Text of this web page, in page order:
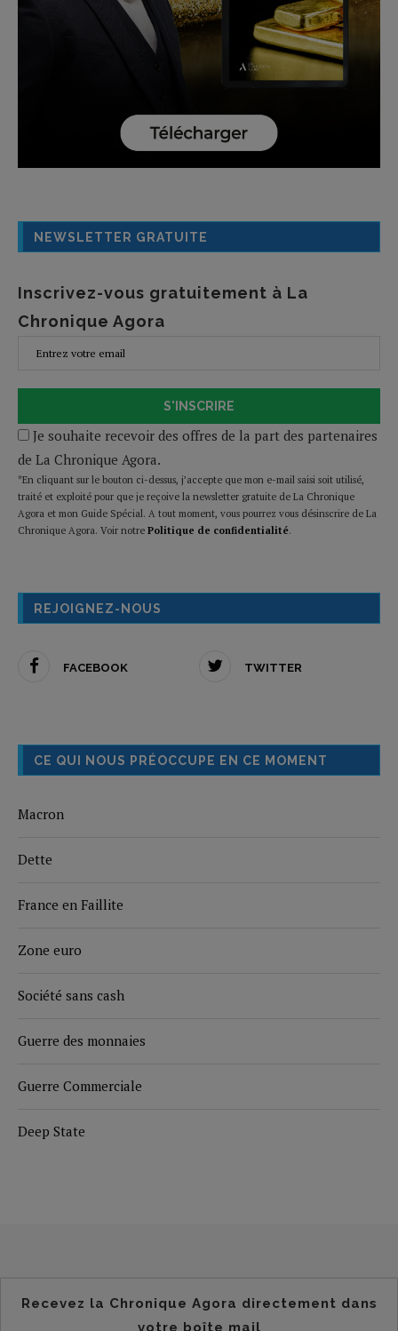
NEWSLETTER GRATUITE
Inscrivez-vous gratuitement à La
Chronique Agora
S'INSCRIRE
Je souhaite recevoir des offres de la part des partenaires
de La Chronique Agora.
*En cliquant sur le bouton ci-dessus, j’accepte que mon e-mail saisi soit utilisé,
traité et exploité pour que je reçoive la newsletter gratuite de La Chronique
Agora et mon Guide Spécial. A tout moment, vous pourrez vous désinscrire de La
Chronique Agora. Voir notre Politique de confidentialité.
REJOIGNEZ-NOUS
FACEBOOK TWITTER
CE QUI NOUS PRÉOCCUPE EN CE MOMENT
Macron
Dette
France en Faillite
Zone euro
Société sans cash
Guerre des monnaies
Guerre Commerciale
Deep State
Recevez la Chronique Agora directement dans
votre boîte mail